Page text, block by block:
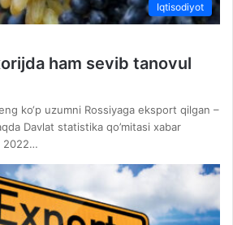
Iqtisodiyot
ham sevib tanovul
ko‘p uzumni Rossiyaga eksport qilgan –
Davlat statistika qo’mitasi xabar
2022…